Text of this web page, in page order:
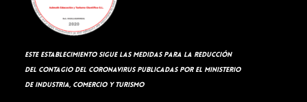
Este establecimiento sigue las medidas para la reducción
del contagio del coronavirus publicadas por el Ministerio
de Industria, Comercio y Turismo